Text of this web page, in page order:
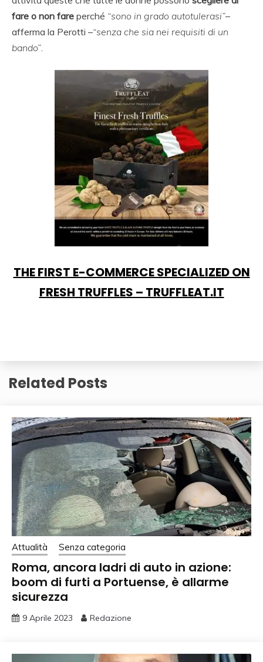
fare o non fare perché “sono in grado autotulerasi”–
afferma la Perotti –“senza che sia nei requisiti di un
bando”.
THE FIRST E-COMMERCE SPECIALIZED ON
FRESH TRUFFLES – TRUFFLEAT.IT
Related Posts
Attualità Senza categoria
Roma, ancora ladri di auto in azione:
boom di furti a Portuense, è allarme
sicurezza
9 Aprile 2023 Redazione